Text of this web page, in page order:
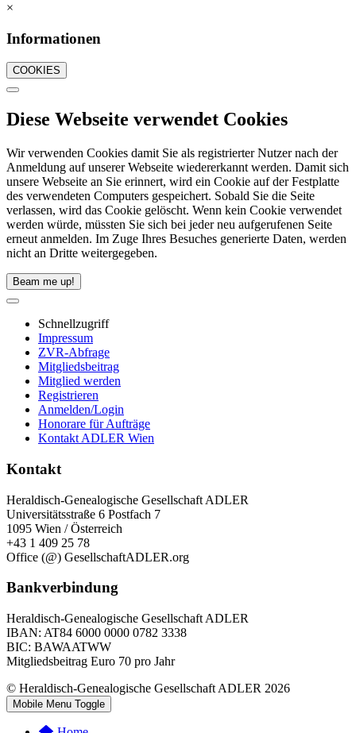
×
Informationen
COOKIES
Diese Webseite verwendet Cookies
Wir verwenden Cookies damit Sie als registrierter Nutzer nach der
Anmeldung auf unserer Webseite wiedererkannt werden. Damit sich
unsere Webseite an Sie erinnert, wird ein Cookie auf der Festplatte
des verwendeten Computers gespeichert. Sobald Sie die Seite
verlassen, wird das Cookie gelöscht. Wenn kein Cookie verwendet
werden würde, müssten Sie sich bei jeder neu aufgerufenen Seite
erneut anmelden. Im Zuge Ihres Besuches generierte Daten, werden
nicht an Dritte weitergegeben.
Beam me up!
Schnellzugriff
Impressum
ZVR-Abfrage
Mitgliedsbeitrag
Mitglied werden
Registrieren
Anmelden/Login
Honorare für Aufträge
Kontakt ADLER Wien
Kontakt
Heraldisch-Genealogische Gesellschaft ADLER
Universitätsstraße 6 Postfach 7
1095 Wien / Österreich
+43 1 409 25 78
Office (@) GesellschaftADLER.org
Bankverbindung
Heraldisch-Genealogische Gesellschaft ADLER
IBAN: AT84 6000 0000 0782 3338
BIC: BAWAATWW
Mitgliedsbeitrag Euro 70 pro Jahr
© Heraldisch-Genealogische Gesellschaft ADLER 2026
Mobile Menu Toggle